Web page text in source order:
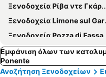
Ξενοδοχεία Ρίβα ντε Γκάρντα
Ξενοδοχεία Limone sul Garda
Ξενοδοχεία Pozza di Fassa
Εμφάνιση όλων των
Ponente
Αναζήτηση Ξενοδοχείων